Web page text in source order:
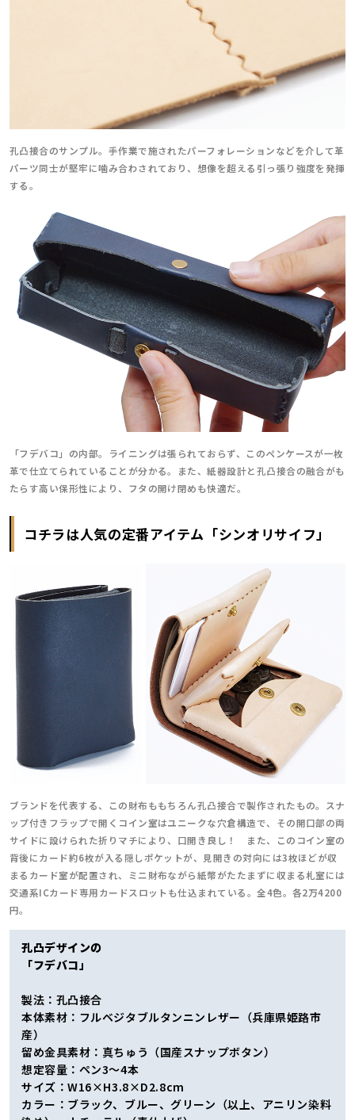
孔凸接合のサンプル。手作業で施されたパーフォレーションなどを介して革
パーツ同士が堅牢に噛み合わされており、想像を超える引っ張り強度を発揮
する。
「フデバコ」の内部。ライニングは張られておらず、このペンケースが一枚
革で仕立てられていることが分かる。また、紙器設計と孔凸接合の融合がも
たらす高い保形性により、フタの開け閉めも快適だ。
コチラは人気の定番アイテム「シンオリサイフ」
ブランドを代表する、この財布ももちろん孔凸接合で製作されたもの。スナ
ップ付きフラップで開くコイン室はユニークな穴倉構造で、その開口部の両
サイドに設けられた折りマチにより、口開き良し！ また、このコイン室の
背後にカード約6枚が入る隠しポケットが、見開きの対向には3枚ほどが収
まるカード室が配置され、ミニ財布ながら紙幣がたたまずに収まる札室には
交通系ICカード専用カードスロットも仕込まれている。全4色。各2万4200
円。
孔凸デザインの
「フデバコ」
製法：孔凸接合
本体素材：フルベジタブルタンニンレザー（兵庫県姫路市
産）
留め金具素材：真ちゅう（国産スナップボタン）
想定容量：ペン3～4本
サイズ：W16×H3.8×D2.8cm
カラー：ブラック、ブルー、グリーン（以上、アニリン染料